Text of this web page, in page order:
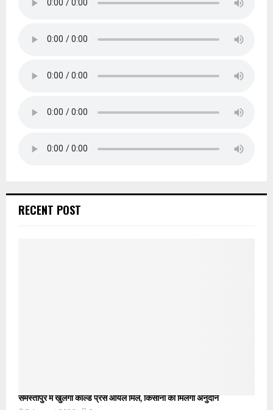
RECENT POST
समस्तीपुर में खुलेगी कोल्ड प्रेस ऑयल मिल, किसानों को मिलेगा अनुदान